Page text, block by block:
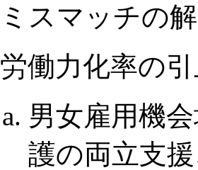
ミスマッチの
労働力化率の
男女雇用機
護の両立支